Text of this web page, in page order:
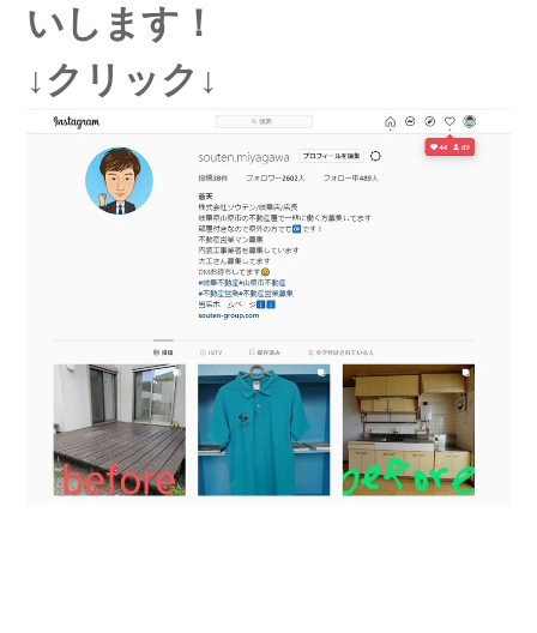
いします！
↓クリック↓